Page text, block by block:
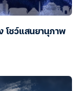
โชว์แสนยานุภาพ